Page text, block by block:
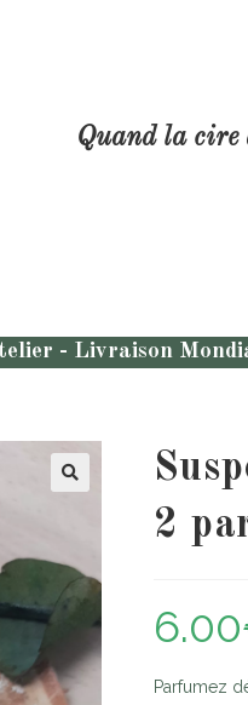
Quand la cire
- Livraison
2
6.00
Parfumez